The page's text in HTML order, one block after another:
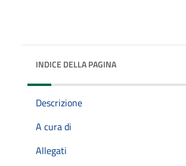
INDICE DELLA PAGINA
Descrizione
A cura di
Allegati